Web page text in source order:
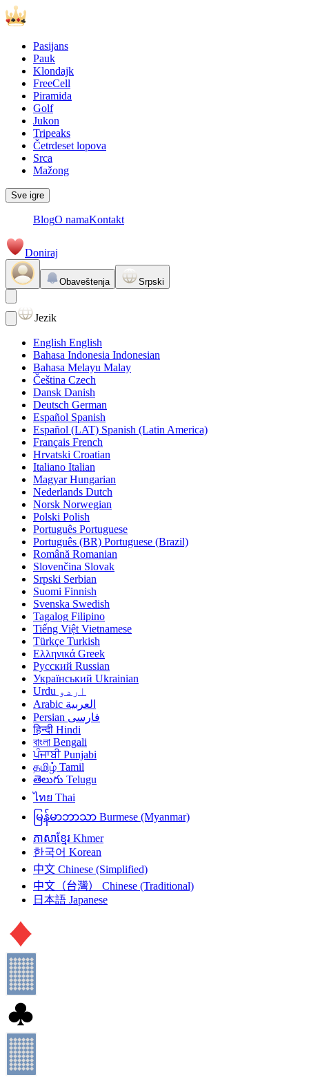
Pasijans
Pauk
Klondajk
FreeCell
Piramida
Golf
Jukon
Tripeaks
Četrdeset lopova
Srca
Mažong
Sve igre
BlogO namaKontakt
Doniraj
Obaveštenja Srpski
Jezik
English English
Bahasa Indonesia Indonesian
Bahasa Melayu Malay
Čeština Czech
Dansk Danish
Deutsch German
Español Spanish
Español (LAT) Spanish (Latin America)
Français French
Hrvatski Croatian
Italiano Italian
Magyar Hungarian
Nederlands Dutch
Norsk Norwegian
Polski Polish
Português Portuguese
Português (BR) Portuguese (Brazil)
Română Romanian
Slovenčina Slovak
Srpski Serbian
Suomi Finnish
Svenska Swedish
Tagalog Filipino
Tiếng Việt Vietnamese
Türkçe Turkish
Ελληνικά Greek
Русский Russian
Український Ukrainian
اردو Urdu
العربية Arabic
فارسی Persian
हिन्दी Hindi
বাংলা Bengali
ਪੰਜਾਬੀ Punjabi
தமிழ் Tamil
తెలుగు Telugu
ไทย Thai
မြန်မာဘာသာ Burmese (Myanmar)
ភាសាខ្មែរ Khmer
한국어 Korean
中文 Chinese (Simplified)
中文（台灣）
Chinese (Traditional)
日本語 Japanese